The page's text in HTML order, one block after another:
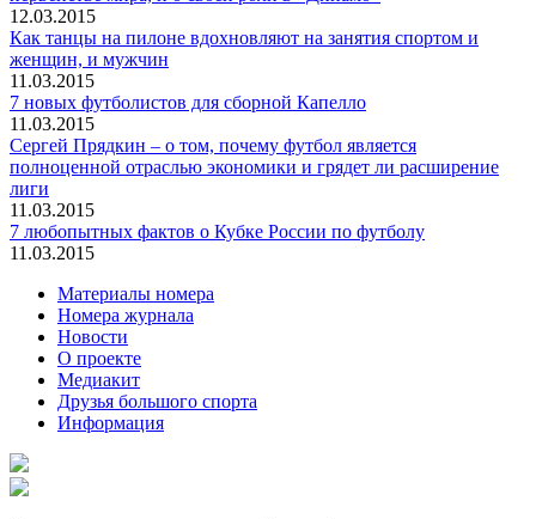
12.03.2015
Как танцы на пилоне вдохновляют на занятия спортом и
женщин, и мужчин
11.03.2015
7 новых футболистов для сборной Капелло
11.03.2015
Сергей Прядкин – о том, почему футбол является
полноценной отраслью экономики и грядет ли расширение
лиги
11.03.2015
7 любопытных фактов о Кубке России по футболу
11.03.2015
Материалы номера
Номера журнала
Новости
О проекте
Медиакит
Друзья большого спорта
Информация